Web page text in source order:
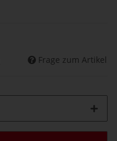
Frage zum Artikel